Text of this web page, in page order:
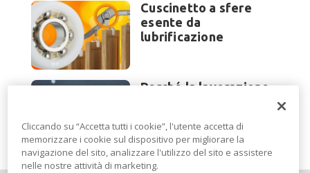
Cuscinetto a sfere
esente da
lubrificazione
Perché la lavorazione
EuroBLECH 2026?
Cliccando su “Accetta tutti i cookie”, l'utente accetta di
memorizzare i cookie sul dispositivo per migliorare la
navigazione del sito, analizzare l'utilizzo del sito e assistere
nelle nostre attività di marketing.